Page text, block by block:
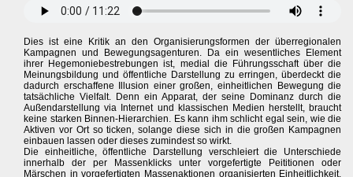
Dies ist eine Kritik an den Organisierungsformen der überregionalen
Kampagnen und Bewegungsagenturen. Da ein wesentliches Element
ihrer Hegemoniebestrebungen ist, medial die Führungsschaft über die
Meinungsbildung und öffentliche Darstellung zu erringen, überdeckt die
dadurch erschaffene Illusion einer großen, einheitlichen Bewegung die
tatsächliche Vielfalt. Denn ein Apparat, der seine Dominanz durch die
Außendarstellung via Internet und klassischen Medien herstellt, braucht
keine starken Binnen-Hierarchien. Es kann ihm schlicht egal sein, wie die
Aktiven vor Ort so ticken, solange diese sich in die großen Kampagnen
einbauen lassen oder dieses zumindest so wirkt.
Die einheitliche, öffentliche Darstellung verschleiert die Unterschiede
innerhalb der per Massenklicks unter vorgefertigte Peititionen oder
Märschen in vorgefertigten Massenaktionen organisierten Einheitlichkeit.